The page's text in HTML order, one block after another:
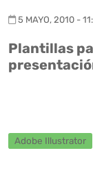
5 MAYO, 2010 -
Plantillas
Adobe Illustrator